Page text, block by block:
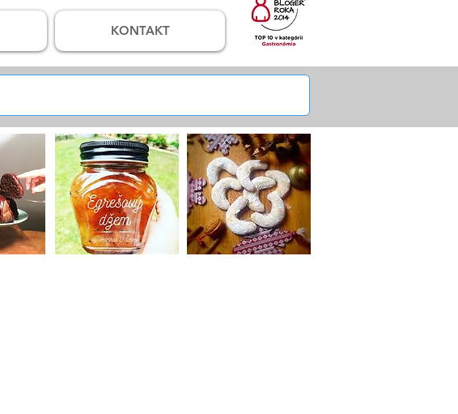
KONTAKT